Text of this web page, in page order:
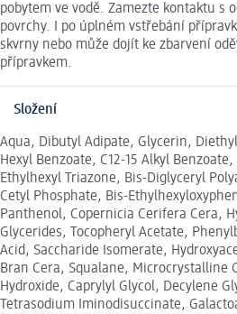
pobytem ve vodě. Zamezte kontaktu s
povrchy. I po úplném vstřebání
skvrny nebo může dojít ke zbarvení
přípravkem.
Složení
Aqua, Dibutyl Adipate, Glycerin,
Hexyl Benzoate, C12-15 Alkyl
Ethylhexyl Triazone, Bis-Diglyceryl
Cetyl Phosphate, Bis-
Panthenol, Copernicia Cerifera Cera,
Glycerides, Tocopheryl Acetate,
Acid, Saccharide Isomerate,
Bran Cera, Squalane, Microcrystalline
Hydroxide, Caprylyl Glycol, Decylene
Tetrasodium Iminodisuccinate,